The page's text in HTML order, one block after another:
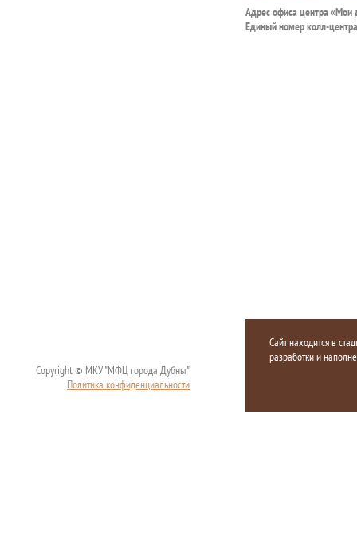
Адрес офиса центра «Мои
Единый номер колл-
Copyright © МКУ "МФЦ города Дубны"
Политика конфиденциальности
Сайт находится в
разработки и